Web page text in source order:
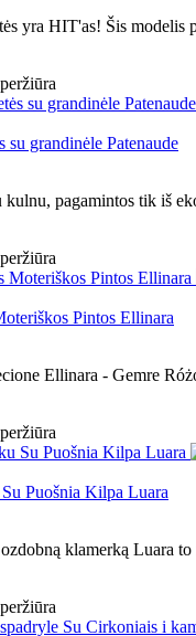
yra HIT'as! Šis
su grandinėle Patenaude
kulnu, pagamintos tik iš
Pintos Ellinara
Ellinara - Gemre
Puošnia Kilpa Luara
klamerką Luara